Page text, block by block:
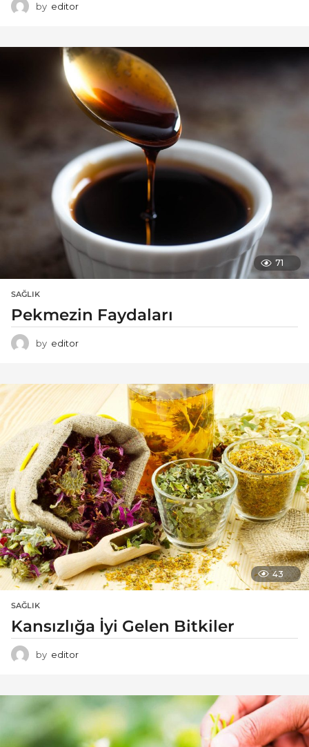
by editor
71
SAĞLIK
Pekmezin Faydaları
by editor
43
SAĞLIK
Kansızlığa İyi Gelen Bitkiler
by editor